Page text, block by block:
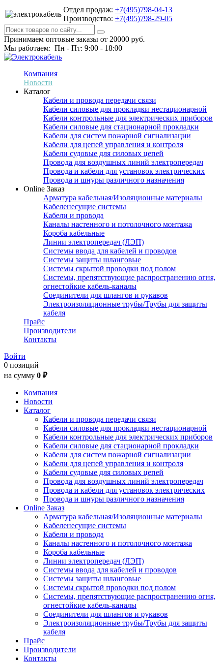
Отдел продаж: +7(495)798-04-13
Производство: +7(495)798-29-05
Принимаем оптовые заказы от 20000 руб.
Мы работаем: Пн - Пт: 9:00 - 18:00
Компания
Новости
Каталог
Кабели и провода передачи связи
Кабели силовые для прокладки нестационарной
Кабели контрольные для электрических приборов
Кабели силовые для стационарной прокладки
Кабели для систем пожарной сигнализации
Кабели для цепей управления и контроля
Кабели судовые для силовых цепей
Провода для воздушных линий электропередач
Провода и кабели для установок электрических
Провода и шнуры различного назначения
Online Заказ
Арматура кабельная/Изоляционные материалы
Кабеленесущие системы
Кабели и провода
Каналы настенного и потолочного монтажа
Короба кабельные
Линии электропередач (ЛЭП)
Системы ввода для кабелей и проводов
Системы защиты шланговые
Системы скрытой проводки под полом
Системы, препятствующие распространению огня,
огнестойкие кабель-каналы
Соединители для шлангов и рукавов
Электроизоляционные трубы/Трубы для защиты
кабеля
Прайс
Производители
Контакты
Войти
0 позиций
на сумму 0 ₽
Компания
Новости
Каталог
Кабели и провода передачи связи
Кабели силовые для прокладки нестационарной
Кабели контрольные для электрических приборов
Кабели силовые для стационарной прокладки
Кабели для систем пожарной сигнализации
Кабели для цепей управления и контроля
Кабели судовые для силовых цепей
Провода для воздушных линий электропередач
Провода и кабели для установок электрических
Провода и шнуры различного назначения
Online Заказ
Арматура кабельная/Изоляционные материалы
Кабеленесущие системы
Кабели и провода
Каналы настенного и потолочного монтажа
Короба кабельные
Линии электропередач (ЛЭП)
Системы ввода для кабелей и проводов
Системы защиты шланговые
Системы скрытой проводки под полом
Системы, препятствующие распространению огня,
огнестойкие кабель-каналы
Соединители для шлангов и рукавов
Электроизоляционные трубы/Трубы для защиты
кабеля
Прайс
Производители
Контакты